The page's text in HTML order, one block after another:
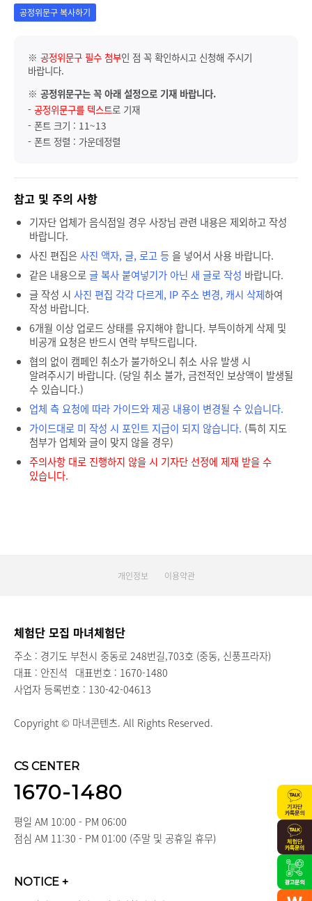
공정위문구 복사하기
※ 공정위문구 필수 첨부인 점 꼭 확인하시고 신청해 주시기
바랍니다.
※ 공정위문구는 꼭 아래 설정으로 기재 바랍니다.
- 공정위문구를 텍스트로 기재
- 폰트 크기 : 11~13
- 폰트 정렬 : 가운데정렬
참고 및 주의 사항
기자단 업체가 음식점일 경우 사장님 관련 내용은 제외하고 작성
바랍니다.
사진 편집은사진 액자, 글, 로고 등을 넣어서 사용 바랍니다.
같은 내용으로글 복사 붙여넣기가 아닌 새 글로 작성 바랍니다.
글 작성 시 사진 편집 각각 다르게, IP 주소 변경, 캐시 삭제하여
작성 바랍니다.
6개월 이상 업로드 상태를 유지해야 합니다. 부득이하게 삭제 및
비공개 요청은 반드시 연락 부탁드립니다.
협의 없이 캠페인 취소가 불가하오니 취소 사유 발생 시
알려주시기 바랍니다. (당일 취소 불가, 금전적인 보상액이 발생될
수 있습니다.)
업체 측 요청에 따라 가이드와 제공 내용이 변경될 수 있습니다.
가이드대로 미 작성 시 포인트 지급이 되지 않습니다. (특히 지도
첨부가 업체와 글이 맞지 않을 경우)
주의사항 대로 진행하지 않을 시 기자단 선정에 제재 받을 수
있습니다.
개인정보 이용약관
체험단 모집 마녀체험단
주소 : 경기도 부천시 중동로 248번길,703호 (중동, 신풍프라자)
대표 : 안진석 대표번호 : 1670-1480
사업자 등록번호 : 130-42-04613
Copyright © 마녀콘텐츠. All Rights Reserved.
CS CENTER
1670-1480
평일 AM 10:00 - PM 06:00
점심 AM 11:30 - PM 01:00 (주말 및 공휴일 휴무)
NOTICE +